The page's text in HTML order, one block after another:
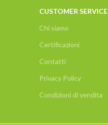
CUSTOMER SERVICE
Chi siamo
Certificazioni
Contatti
Privacy Policy
Condizioni di vendita